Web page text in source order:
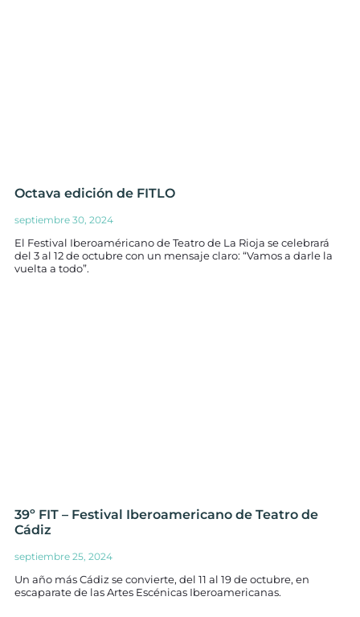
Octava edición de FITLO
septiembre 30, 2024
El Festival Iberoaméricano de Teatro de La Rioja se celebrará
del 3 al 12 de octubre con un mensaje claro: “Vamos a darle la
vuelta a todo”.
39º FIT – Festival Iberoamericano de Teatro de
Cádiz
septiembre 25, 2024
Un año más Cádiz se convierte, del 11 al 19 de octubre, en
escaparate de las Artes Escénicas Iberoamericanas.